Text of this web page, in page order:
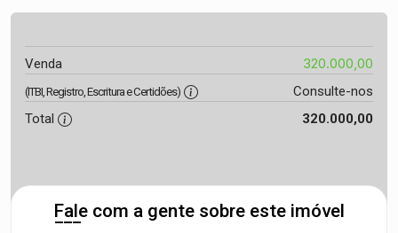
Venda 320.000,00
(ITBI, Registro, Escritura e Certidões)
Consulte-nos
Total
320.000,00
Fale com a gente sobre este imóvel